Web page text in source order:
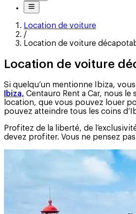
Location de voiture
/
Location de voiture
Location de voiture
Si quelqu’un mentionne Ibiza,
Ibiza, Centauro Rent a Car, nous
location, que vous pouvez louer
pouvez atteindre tous les coins
Profitez de la liberté, de
devez profiter. Vous ne pensez